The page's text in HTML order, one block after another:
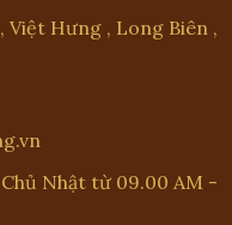
Việt Hưng , Long Biên ,
Nhật từ 09.00 AM -